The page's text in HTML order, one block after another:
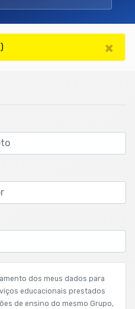
×
dos meus dados para
educacionais prestados
de ensino do mesmo Grupo,